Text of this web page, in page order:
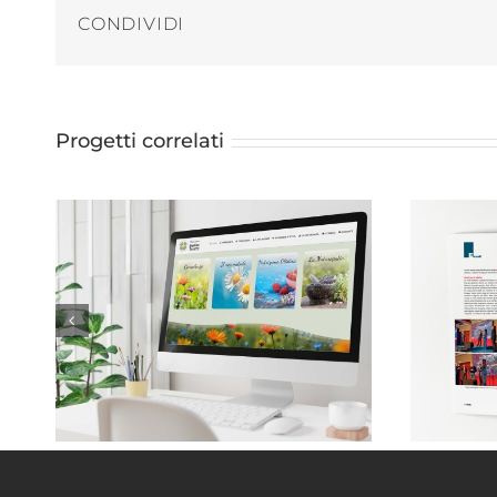
CONDIVIDI
Progetti correlati